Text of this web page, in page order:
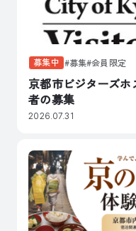
募集中 募集 会員限定
京都市ビジターズ
者の募集
2026.07.31